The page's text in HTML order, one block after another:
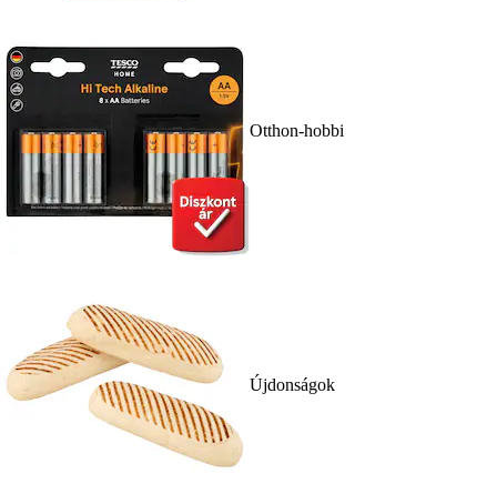
Otthon-hobbi
Újdonságok